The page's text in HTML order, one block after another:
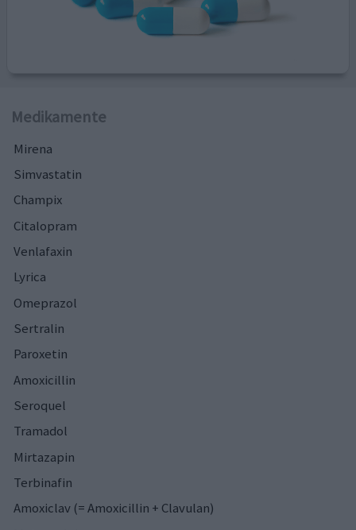
Medikamente
Mirena
Simvastatin
Champix
Citalopram
Venlafaxin
Lyrica
Omeprazol
Sertralin
Paroxetin
Amoxicillin
Seroquel
Tramadol
Mirtazapin
Terbinafin
Amoxiclav (= Amoxicillin + Clavulan)